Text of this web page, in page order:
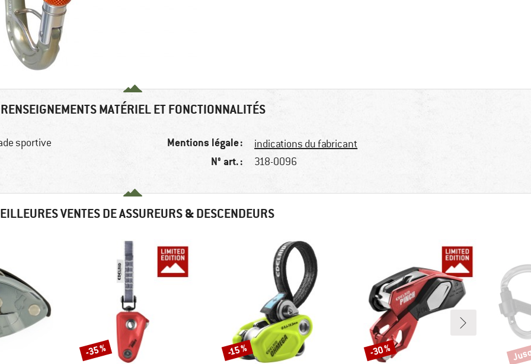
RENSEIGNEMENTS MATÉRIEL ET FONCTIONNALITÉS
sportive Mentions légale : indications du fabricant
N° art. : 318-0096
VENTES DE ASSUREURS & DESCENDEURS
Remise
-35 % Remise
-15 % Remise
-30 %